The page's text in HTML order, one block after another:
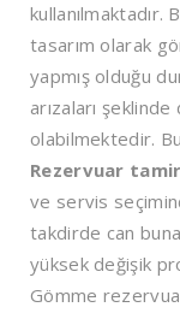
kullanılmaktadır.
tasarım olarak
yapmış olduğu
arızaları
olabilmektedir.
Rezervuar
ve servis
takdirde can
yüksek değişik
Gömme